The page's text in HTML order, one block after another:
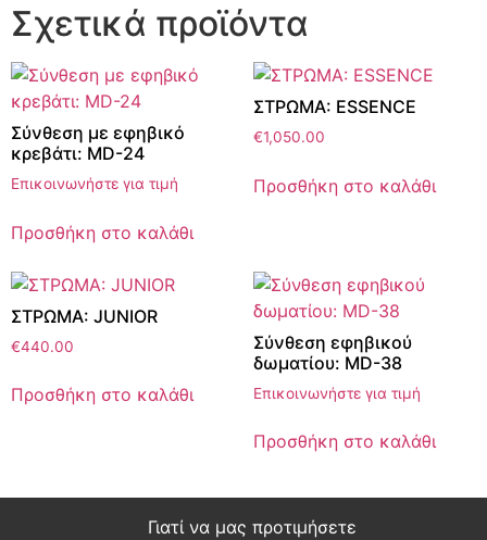
Σχετικά προϊόντα
Σύνθεση με εφηβικό
κρεβάτι: MD-24
Επικοινωνήστε για τιμή
Προσθήκη στο καλάθι
ΣΤΡΩΜΑ: ESSENCE
€1,050.00
Προσθήκη στο καλάθι
ΣΤΡΩΜΑ: JUNIOR
€440.00
Προσθήκη στο καλάθι
Σύνθεση εφηβικού
δωματίου: MD-38
Επικοινωνήστε για τιμή
Προσθήκη στο καλάθι
Γιατί να μας προτιμήσετε